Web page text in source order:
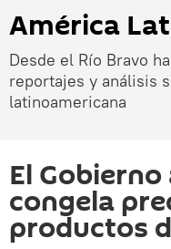
América
Desde el Río Bravo
reportajes y análisis
latinoamericana
El
congela
productos